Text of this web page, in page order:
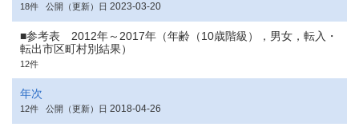
18件 公開（更新）日 2023-03-20
■参考表 2012年～2017年（年齢（10歳階級），男女，転入・
転出市区町村別結果）
12件
年次
12件 公開（更新）日 2018-04-26